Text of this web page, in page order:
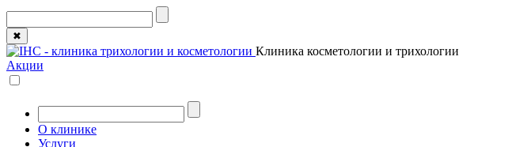
✖
Клиника косметологии и трихологии
Акции
О клинике
Услуги